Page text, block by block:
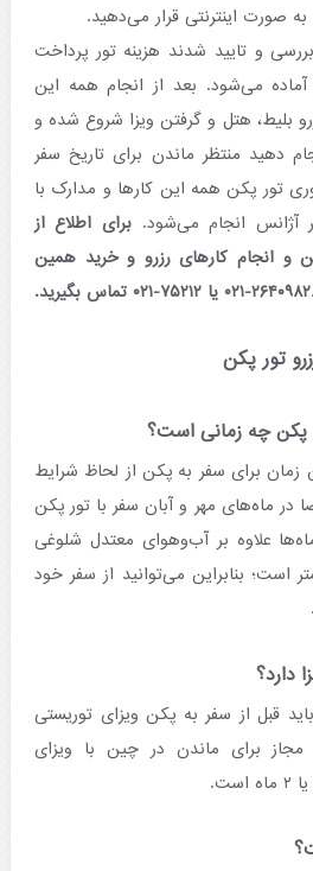
به صورت اینترنتی قرار می‌‌دهید.
و تایید شدند هزینه تور پرداخت
آماده می‌شود. بعد از انجام همه این
بلیط، هتل و گرفتن ویزا شروع شده و
دهید منتظر ماندن برای تاریخ سفر
تور پکن همه این کارها و مدارک با
انجام می‌شود. برای اطلاع از
و انجام کارهای رزرو و خرید همین
تور پکن
پکن چه زمانی است؟
زمان برای سفر به پکن از لحاظ شرایط
ماه‌های مهر و آبان سفر با تور پکن
علاوه بر آب‌وهوای معتدل شلوغی
بنابراین می‌توانید از سفر خود
دارد؟
قبل از سفر به پکن ویزای توریستی
برای ماندن در چین با ویزای